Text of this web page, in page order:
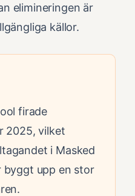
elimineringen är
källor.
firade
2025, vilket
i Masked
byggt upp en stor